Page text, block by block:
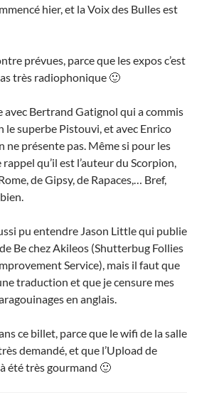
hier, et la Voix des Bulles est
prévues, parce que les expos c’est
très radiophonique 🙂
avec Bertrand Gatignol qui a commis
le superbe Pistouvi, et avec Enrico
ne présente pas. Même si pour les
rappel qu’il est l’auteur du Scorpion,
de Gipsy, de Rapaces,… Bref,
pu entendre Jason Little qui publie
Be chez Akileos (Shutterbug Follies
Service), mais il faut que
traduction et que je censure mes
en anglais.
ce billet, parce que le wifi de la salle
demandé, et que l’Upload de
été très gourmand 🙂